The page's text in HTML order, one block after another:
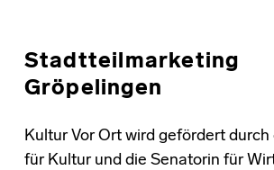
Stadtteilmarketing
Gröpelingen
Kultur Vor Ort wird gefördert
für Kultur und die Senatorin für